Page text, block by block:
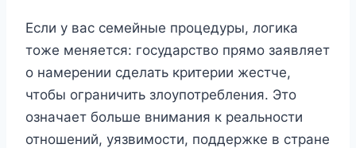
Если у вас семейные процедуры, логика
тоже меняется: государство прямо заявляет
о намерении сделать критерии жестче,
чтобы ограничить злоупотребления. Это
означает больше внимания к реальности
отношений, уязвимости, поддержке в стране